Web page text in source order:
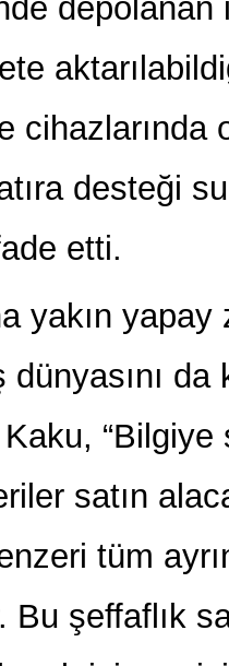
depolanan
desteği
etti.
yakın
“Bilgiye
satın
tüm
Bu şeffaflık